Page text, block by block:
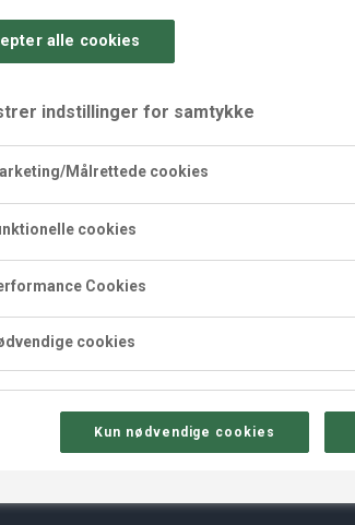
fra Odense Marcipan. Præsenter
konfekt i elegante æsker eller
alle cookies
indstillinger for samtykke
Målrettede cookies
cookies
Cookies
cookies
Kun nødvendige cookies